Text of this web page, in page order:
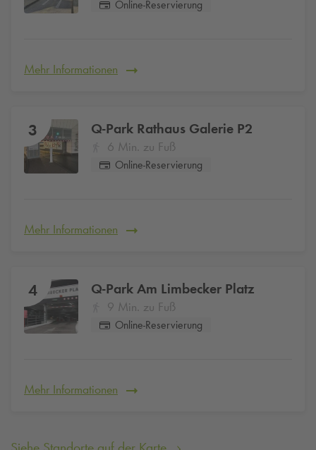
Online-Reservierung
Mehr Informationen
3 Q-Park Rathaus Galerie P2
6 Min. zu Fuß
Online-Reservierung
Mehr Informationen
4 Q-Park Am Limbecker Platz
9 Min. zu Fuß
Online-Reservierung
Mehr Informationen